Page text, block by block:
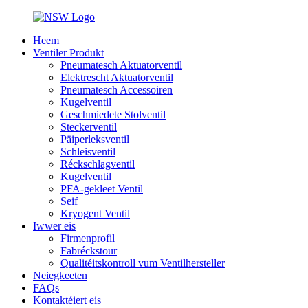
Heem
Ventiler Produkt
Pneumatesch Aktuatorventil
Elektrescht Aktuatorventil
Pneumatesch Accessoiren
Kugelventil
Geschmiedete Stolventil
Steckerventil
Päiperleksventil
Schleisventil
Réckschlagventil
Kugelventil
PFA-gekleet Ventil
Seif
Kryogent Ventil
Iwwer eis
Firmenprofil
Fabréckstour
Qualitéitskontroll vum Ventilhersteller
Neiegkeeten
FAQs
Kontaktéiert eis